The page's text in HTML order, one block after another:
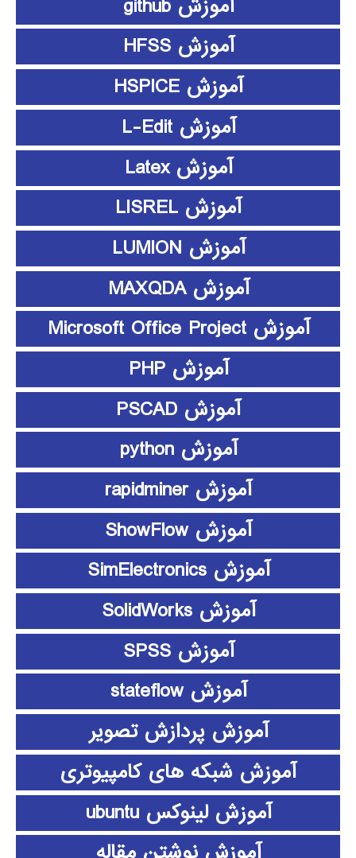
آموزش github
آموزش HFSS
آموزش HSPICE
آموزش L-Edit
آموزش Latex
آموزش LISREL
آموزش LUMION
آموزش MAXQDA
آموزش Microsoft Office Project
آموزش PHP
آموزش PSCAD
آموزش python
آموزش rapidminer
آموزش ShowFlow
آموزش SimElectronics
آموزش SolidWorks
آموزش SPSS
آموزش stateflow
آموزش پردازش تصویر
آموزش شبکه های کامپیوتری
آموزش لینوکس ubuntu